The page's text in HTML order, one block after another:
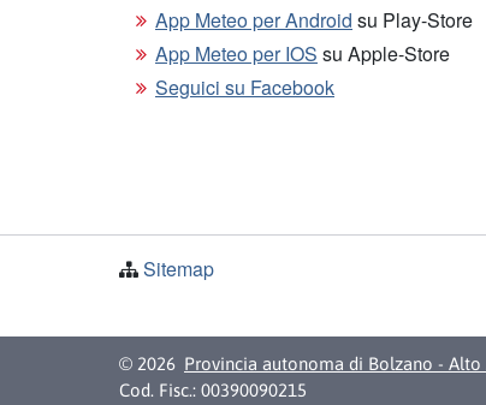
App Meteo per Android su Play-Store
App Meteo per IOS su Apple-Store
Seguici su Facebook
Sitemap
© 2026 Provincia autonoma di Bolzano - Alto
Cod. Fisc.: 00390090215